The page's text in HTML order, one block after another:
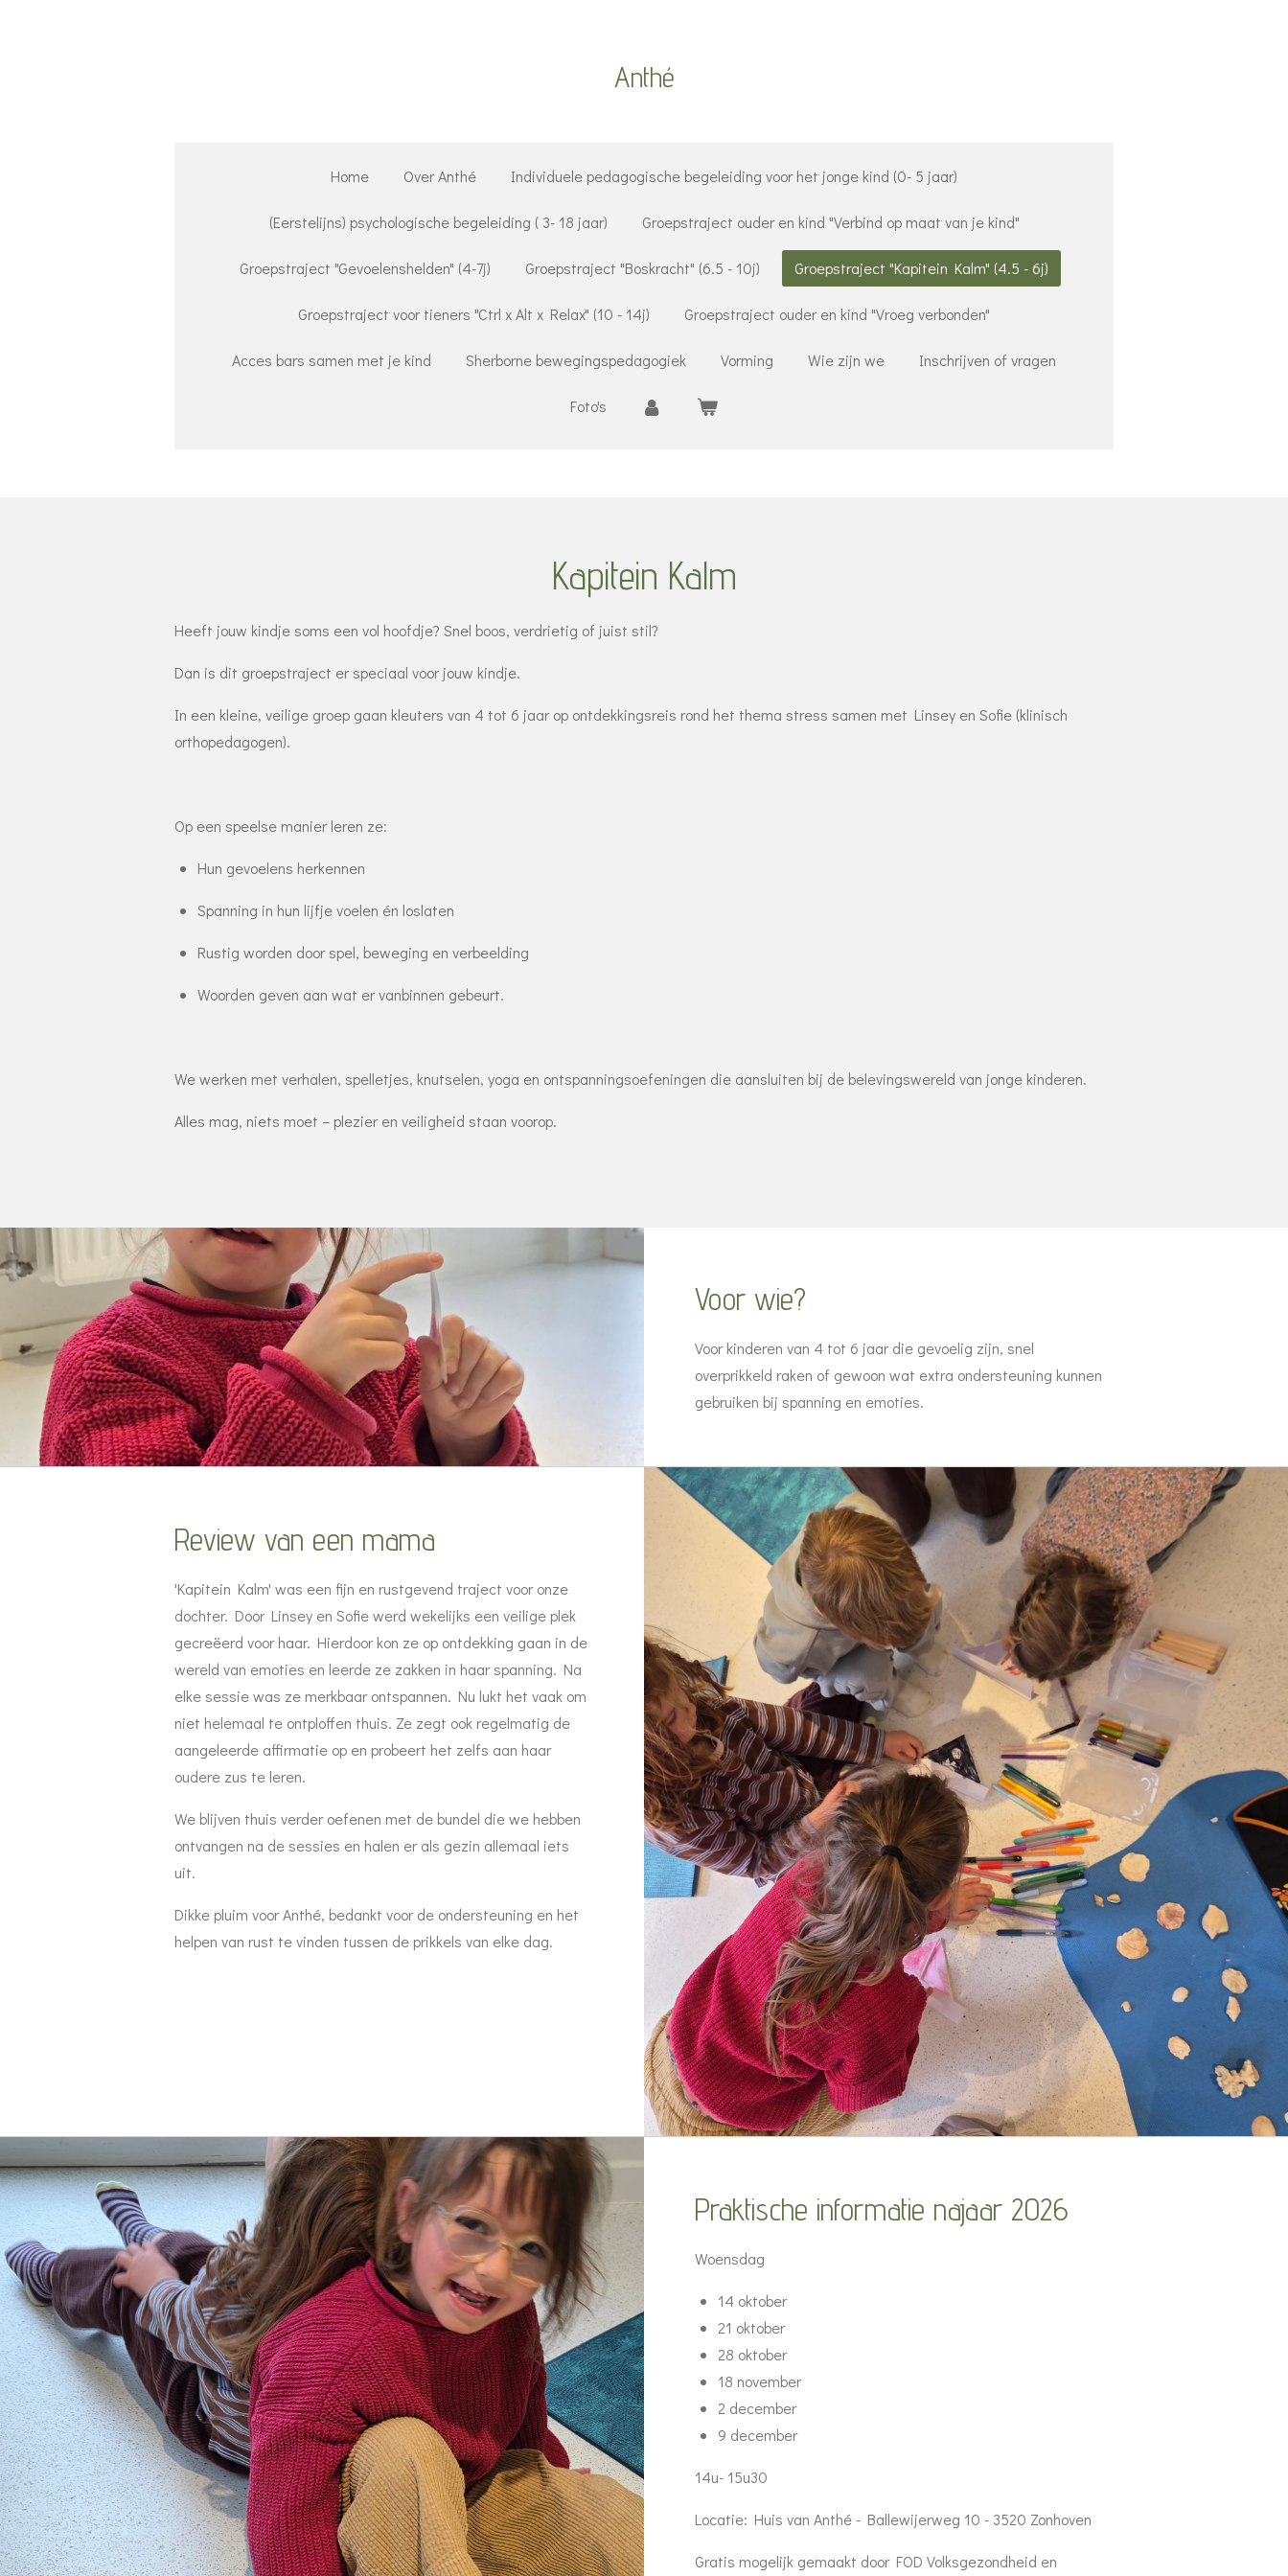
Anthé
Home Over Anthé Individuele pedagogische begeleiding voor het jonge kind (0- 5 jaar)
(Eerstelijns) psychologische begeleiding ( 3- 18 jaar) Groepstraject ouder en kind "Verbind op maat van je kind"
Groepstraject "Gevoelenshelden" (4-7j) Groepstraject "Boskracht" (6.5 - 10j) Groepstraject "Kapitein Kalm" (4.5 - 6j)
Groepstraject voor tieners "Ctrl x Alt x Relax" (10 - 14j) Groepstraject ouder en kind "Vroeg verbonden"
Acces bars samen met je kind Sherborne bewegingspedagogiek Vorming Wie zijn we Inschrijven of vragen
Foto's
Kapitein Kalm
Heeft jouw kindje soms een vol hoofdje? Snel boos, verdrietig of juist stil?
Dan is dit groepstraject er speciaal voor jouw kindje.
In een kleine, veilige groep gaan kleuters van 4 tot 6 jaar op ontdekkingsreis rond het thema stress samen met Linsey en Sofie (klinisch
orthopedagogen).
Op een speelse manier leren ze:
Hun gevoelens herkennen
Spanning in hun lijfje voelen én loslaten
Rustig worden door spel, beweging en verbeelding
Woorden geven aan wat er vanbinnen gebeurt.
We werken met verhalen, spelletjes, knutselen, yoga en ontspanningsoefeningen die aansluiten bij de belevingswereld van jonge kinderen.
Alles mag, niets moet – plezier en veiligheid staan voorop.
Voor wie?
Voor kinderen van 4 tot 6 jaar die gevoelig zijn, snel
overprikkeld raken of gewoon wat extra ondersteuning kunnen
gebruiken bij spanning en emoties.
Review van een mama
'Kapitein Kalm' was een fijn en rustgevend traject voor onze
dochter. Door Linsey en Sofie werd wekelijks een veilige plek
gecreëerd voor haar. Hierdoor kon ze op ontdekking gaan in de
wereld van emoties en leerde ze zakken in haar spanning. Na
elke sessie was ze merkbaar ontspannen. Nu lukt het vaak om
niet helemaal te ontploffen thuis. Ze zegt ook regelmatig de
aangeleerde affirmatie op en probeert het zelfs aan haar
oudere zus te leren.
We blijven thuis verder oefenen met de bundel die we hebben
ontvangen na de sessies en halen er als gezin allemaal iets
uit.
Dikke pluim voor Anthé, bedankt voor de ondersteuning en het
helpen van rust te vinden tussen de prikkels van elke dag.
Praktische informatie najaar 2026
Woensdag
14 oktober
21 oktober
28 oktober
18 november
2 december
9 december
14u- 15u30
Locatie: Huis van Anthé - Ballewijerweg 10 - 3520 Zonhoven
Gratis mogelijk gemaakt door FOD Volksgezondheid en